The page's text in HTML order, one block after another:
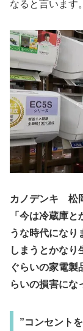
なると言います。
カノデンキ 松
「今は冷蔵庫
うな時代になり
しまうとかなり
ぐらいの家電製
らいの損害にな
”コンセント